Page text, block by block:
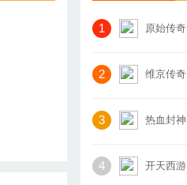
1 原始传奇
2 维京传奇
3 热血封神
4 开天西游